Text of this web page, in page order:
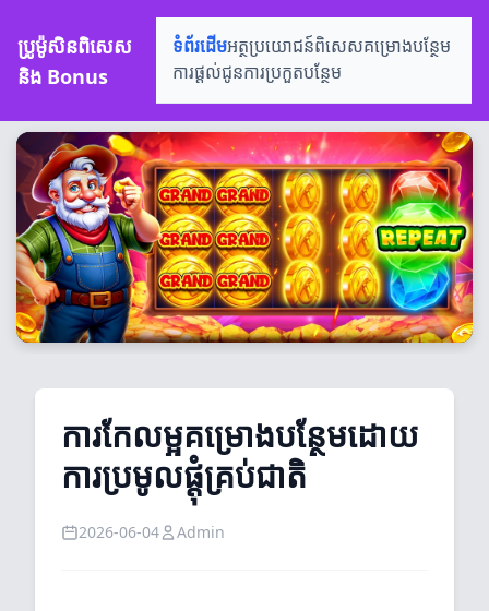
ប្រូម៉ូសិនពិសេស
និង Bonus
ទំព័រដើមអត្ថប្រយោជន៍ពិសេសគម្រោងបន្ថែម
ការផ្តល់ជូនការប្រកួតបន្ថែម
ការកែលម្អគម្រោងបន្ថែមដោយ
ការប្រមូលផ្តុំគ្រប់ជាតិ
2026-06-04 Admin